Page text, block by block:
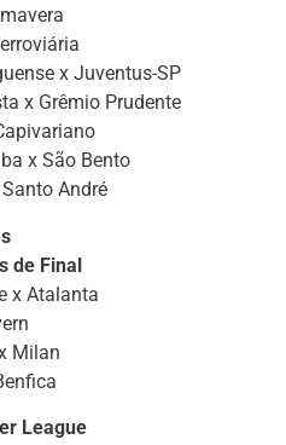
x Juventus-SP
x Grêmio Prudente
x São Bento
André
de Final
x Atalanta
Milan
League